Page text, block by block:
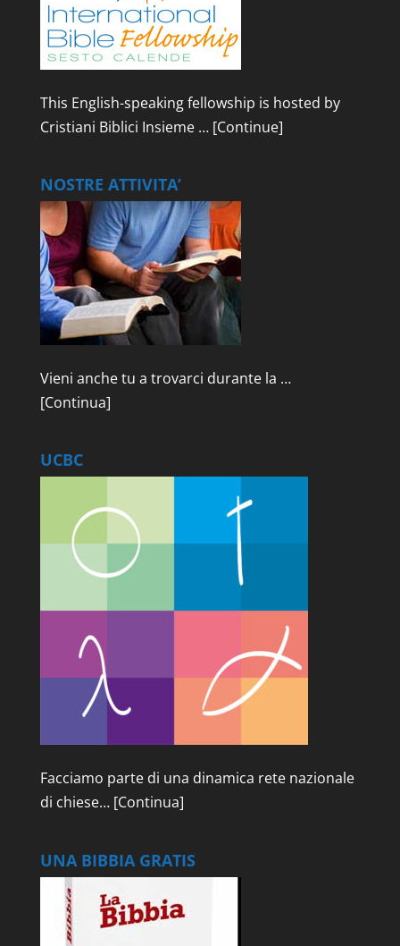
This English-speaking fellowship is hosted by
Cristiani Biblici Insieme … [Continue]
NOSTRE ATTIVITA’
Vieni anche tu a trovarci durante la …
[Continua]
UCBC
Facciamo parte di una dinamica rete nazionale
di chiese… [Continua]
UNA BIBBIA GRATIS